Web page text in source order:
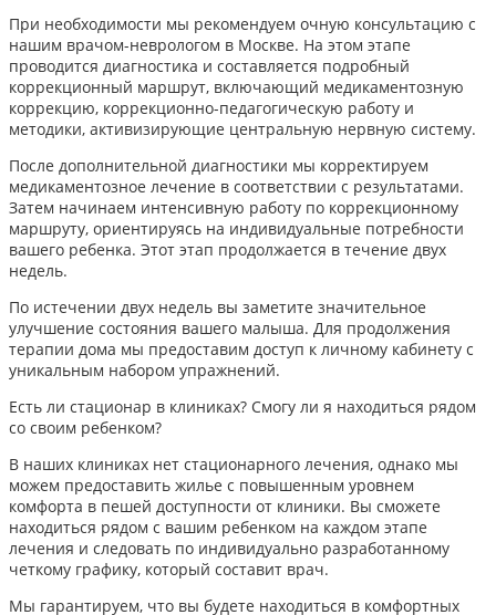
При необходимости мы рекомендуем очную консультацию с
нашим врачом-неврологом в Москве. На этом этапе
проводится диагностика и составляется подробный
коррекционный маршрут, включающий медикаментозную
коррекцию, коррекционно-педагогическую работу и
методики, активизирующие центральную нервную систему.
После дополнительной диагностики мы корректируем
медикаментозное лечение в соответствии с результатами.
Затем начинаем интенсивную работу по коррекционному
маршруту, ориентируясь на индивидуальные потребности
вашего ребенка. Этот этап продолжается в течение двух
недель.
По истечении двух недель вы заметите значительное
улучшение состояния вашего малыша. Для продолжения
терапии дома мы предоставим доступ к личному кабинету с
уникальным набором упражнений.
Есть ли стационар в клиниках? Смогу ли я находиться рядом
со своим ребенком?
В наших клиниках нет стационарного лечения, однако мы
можем предоставить жилье с повышенным уровнем
комфорта в пешей доступности от клиники. Вы сможете
находиться рядом с вашим ребенком на каждом этапе
лечения и следовать по индивидуально разработанному
четкому графику, который составит врач.
Мы гарантируем, что вы будете находиться в комфортных